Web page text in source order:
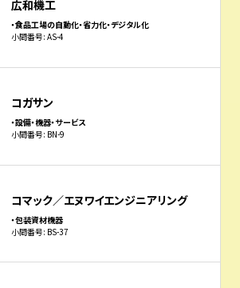
広和機工
・食品工場の自動化・省力化・デジタル化
小間番号: AS-4
コガサン
・設備・機器・サービス
小間番号: BN-9
コマック／エヌワイエンジニアリング
・包装資材機器
小間番号: BS-37